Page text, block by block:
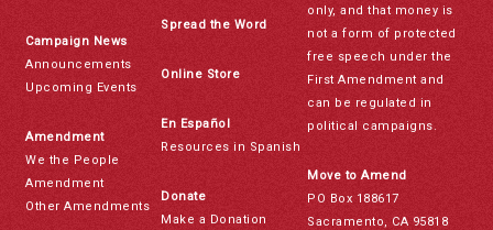
Campaign News
Announcements
Upcoming Events
Amendment
We the People
Amendment
Other Amendments
Spread the Word
Online Store
En Español
Resources in Spanish
Donate
Make a Donation
only, and that money is
not a form of protected
free speech under the
First Amendment and
can be regulated in
political campaigns.
Move to Amend
PO Box 188617
Sacramento, CA 95818